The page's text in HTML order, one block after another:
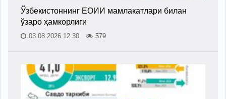
Ўзбекистоннинг ЕОИИ мамлакатлари билан
ўзаро ҳамкорлиги
03.08.2026 12:30 579